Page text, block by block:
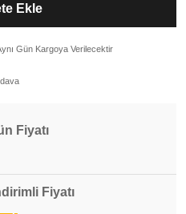
Ekle
Gün Kargoya Verilecektir
Fiyatı
Fiyatı